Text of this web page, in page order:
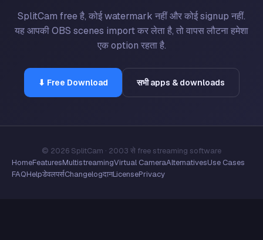
SplitCam free है, कोई watermark नहीं और कोई signup नहीं.
यह आपकी OBS scenes import कर लेता है, तो वापस लौटना हमेशा
एक option रहता है.
⬇ Free Download सभी apps & downloads
© 2026 SplitCam · 2003 से free streaming software
HomeFeaturesMultistreamingVirtual CameraAlternativesUse Cases
FAQHelpडेवलपर्सChangelogदानLicensePrivacy